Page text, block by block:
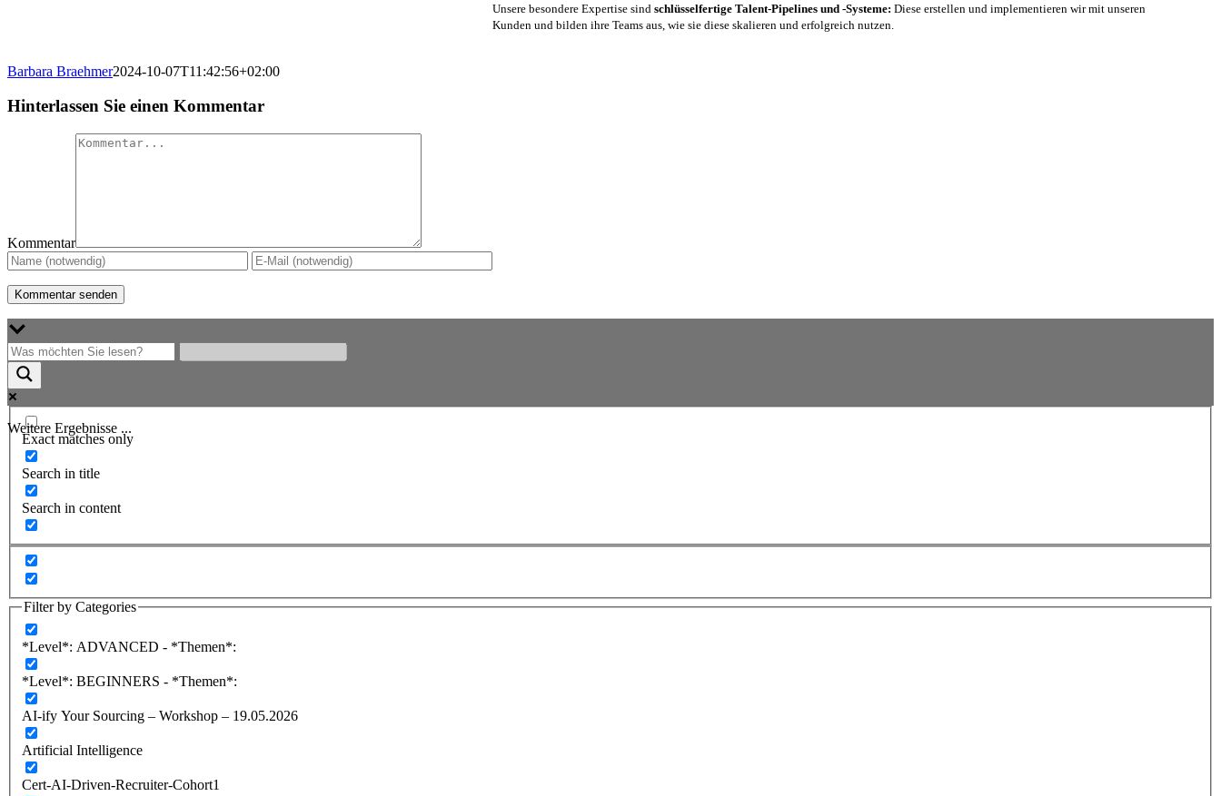
Barbara Braehmer2024-10-07T11:42:56+02:00
Hinterlassen Sie einen Kommentar
Kommentar
Weitere Ergebnisse ...
Exact matches only
Search in title
Search in content
Filter by Categories
*Level*: ADVANCED - *Themen*:
*Level*: BEGINNERS - *Themen*:
AI-ify Your Sourcing – Workshop – 19.05.2026
Artificial Intelligence
Cert-AI-Driven-Recruiter-Cohort1
Unsere besondere Expertise sind schlüsselfertige Talent-Pipelines und -Systeme: Diese erstellen und implementieren wir mit unseren
Kunden und bilden ihre Teams aus, wie sie diese skalieren und erfolgreich nutzen.